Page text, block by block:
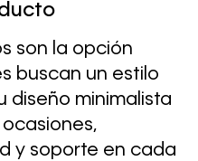
son la opción
buscan un estilo
diseño minimalista
y soporte en cada